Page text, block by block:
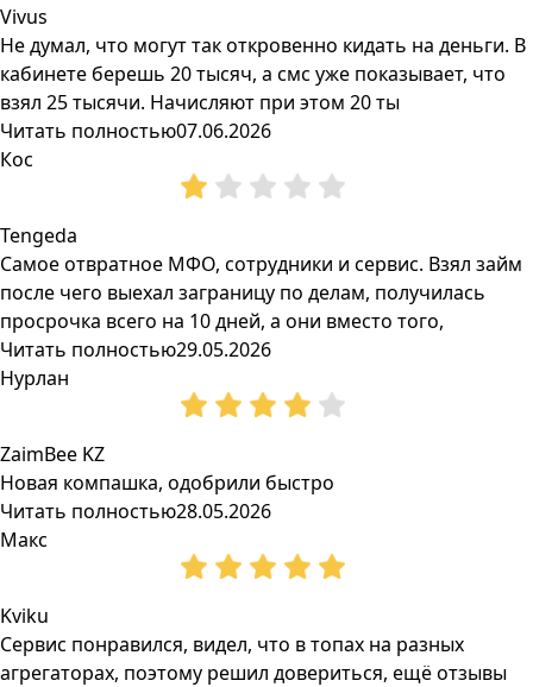
Vivus
Не думал, что могут так откровенно кидать на деньги. В
кабинете берешь 20 тысяч, а смс уже показывает, что
взял 25 тысячи. Начисляют при этом 20 ты
Читать полностью07.06.2026
Кос
Tengeda
Самое отвратное МФО, сотрудники и сервис. Взял займ
после чего выехал заграницу по делам, получилась
просрочка всего на 10 дней, а они вместо того,
Читать полностью29.05.2026
Нурлан
ZaimBee KZ
Новая компашка, одобрили быстро
Читать полностью28.05.2026
Макс
Kviku
Сервис понравился, видел, что в топах на разных
агрегаторах, поэтому решил довериться, ещё отзывы